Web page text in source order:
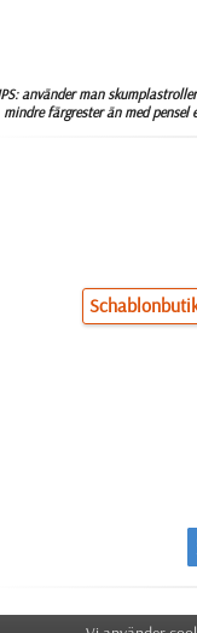
använder man
mindre färgrester än med